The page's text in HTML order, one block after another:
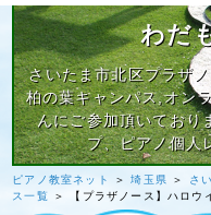
わだ
さいたま市北区プラザ
柏の葉キャンパス,オン
んにご参加頂いており
プ、ピアノ個人
ピアノ教室ネット ＞埼玉県 ＞ さ
ス一覧 ＞ 【プラザノース】ハロウ